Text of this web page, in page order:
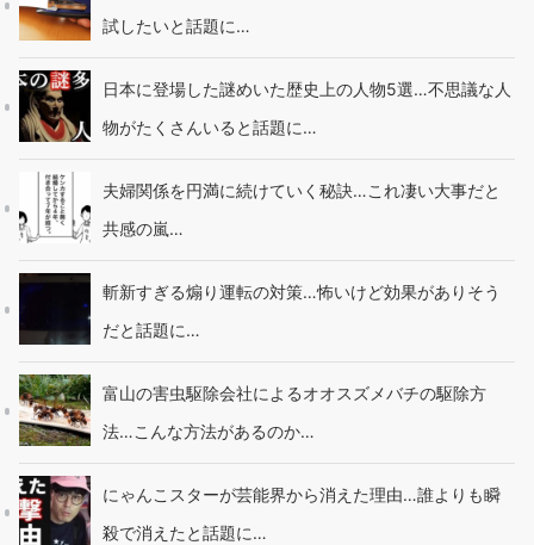
試したいと話題に…
日本に登場した謎めいた歴史上の人物5選…不思議な人
物がたくさんいると話題に…
夫婦関係を円満に続けていく秘訣…これ凄い大事だと
共感の嵐…
斬新すぎる煽り運転の対策…怖いけど効果がありそう
だと話題に…
富山の害虫駆除会社によるオオスズメバチの駆除方
法…こんな方法があるのか…
にゃんこスターが芸能界から消えた理由…誰よりも瞬
殺で消えたと話題に…